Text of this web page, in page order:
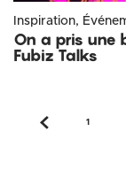
Inspiration,
On a pris une
Fubiz Talks
1